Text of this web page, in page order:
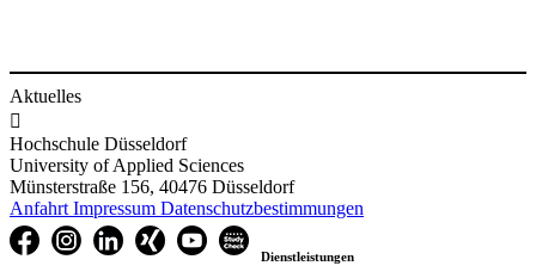
Aktuelles

Hochschule Düsseldorf
University of Applied Sciences
Münsterstraße 156, 40476 Düsseldorf
Anfahrt Impressum Datenschutzbestimmungen
Dienstleistungen